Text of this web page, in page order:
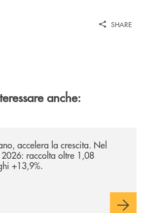
SHARE
anche:
accelera la crescita. Nel
raccolta oltre 1,08
+13,9%.